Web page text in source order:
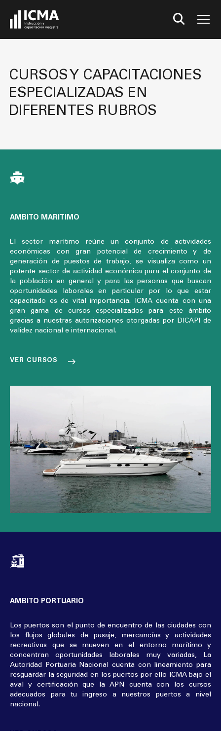
CURSOS Y CAPACITACIONES
ESPECIALIZADAS EN
DIFERENTES RUBROS
AMBITO MARITIMO
El sector marítimo reúne un conjunto de actividades
económicas con gran potencial de crecimiento y de
generación de puestos de trabajo, se visualiza como un
potente sector de actividad económica para el conjunto de
la población en general y para las personas que buscan
oportunidades laborales en particular por lo que estar
capacitado es de vital importancia. ICMA cuenta con una
gran gama de cursos especializados para este ámbito
gracias a nuestras autorizaciones otorgadas por DICAPI de
validez nacional e internacional.
VER CURSOS
AMBITO PORTUARIO
Los puertos son el punto de encuentro de las ciudades con
los flujos globales de pasaje, mercancías y actividades
recreativas que se mueven en el entorno marítimo y
concentran oportunidades laborales muy variadas, La
Autoridad Portuaria Nacional cuenta con lineamiento para
resguardar la seguridad en los puertos por ello ICMA bajo el
aval y certificación que la APN cuenta con los cursos
adecuados para tu ingreso a nuestros puertos a nivel
nacional.